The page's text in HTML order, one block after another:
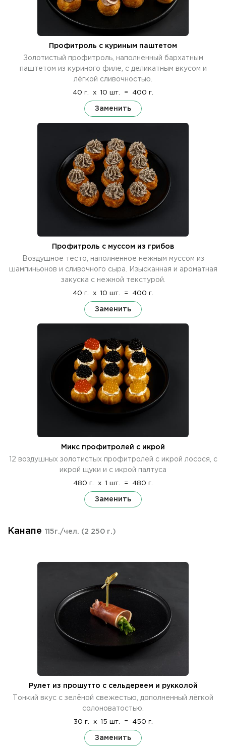
Профитроль с куриным паштетом
Золотистый профитроль, наполненный бархатным
паштетом из куриного филе, с деликатным вкусом и
лёгкой сливочностью.
40 г. x 10 шт. = 400 г.
Заменить
Профитроль с муссом из грибов
Воздушное тесто, наполненное нежным муссом из
шампиньонов и сливочного сыра. Изысканная и ароматная
закуска с нежной текстурой.
40 г. x 10 шт. = 400 г.
Заменить
Микс профитролей с икрой
12 воздушных золотистых профитролей с икрой лосося, с
икрой щуки и с икрой палтуса
480 г. x 1 шт. = 480 г.
Заменить
Канапе 115г./чел. (2 250 г.)
Рулет из прошутто с сельдереем и рукколой
Тонкий вкус с зелёной свежестью, дополненный лёгкой
солоноватостью.
30 г. x 15 шт. = 450 г.
Заменить